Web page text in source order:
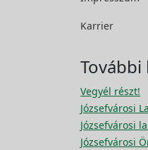
Karrier
Vegyél részt!
Józsefvárosi
Józsefvárosi
Józsefvárosi